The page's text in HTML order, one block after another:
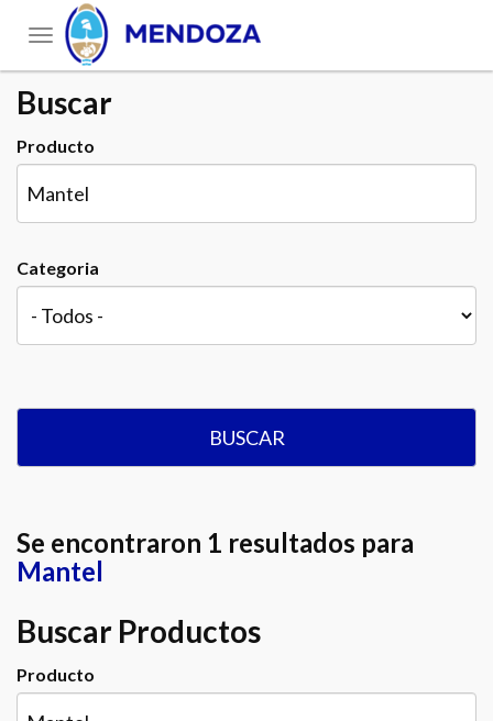
Toggle
navigation
Buscar
Producto
Categoria
BUSCAR
Se encontraron 1 resultados para
Mantel
Buscar Productos
Producto